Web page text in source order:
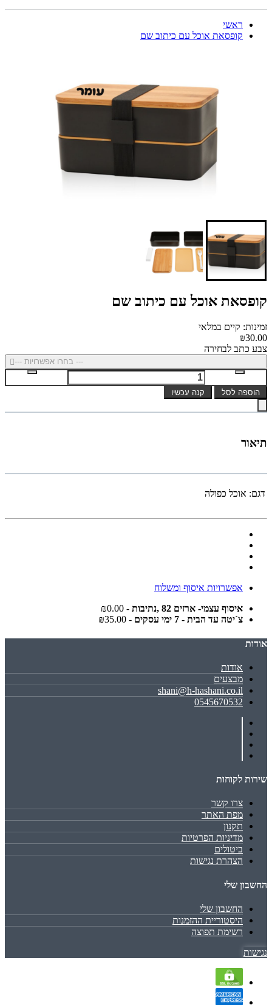
ראשי
קופסאת אוכל עם כיתוב שם
קופסאת אוכל עם כיתוב שם
זמינות: קיים במלאי
₪30.00
צבע כתב לבחירה
--- בחרו אפשרויות ---
הוספה לסל קנה עכשיו
תיאור
דגם: אוכל כפולה
אפשרויות איסוף ומשלוח
איסוף עצמי- ארזים 82 ,נתיבות
- ₪0.00
צ`יטה עד הבית - 7 ימי עסקים
- ₪35.00
אודות
אודות
מבצעים
shani@h-hashani.co.il
0545670532
שירות לקוחות
צרו קשר
מפת האתר
תקנון
מדיניות הפרטיות
ביטולים
הצהרת נגישות
החשבון שלי
החשבון שלי
היסטוריית ההזמנות
רשימת תפוצה
נגישות